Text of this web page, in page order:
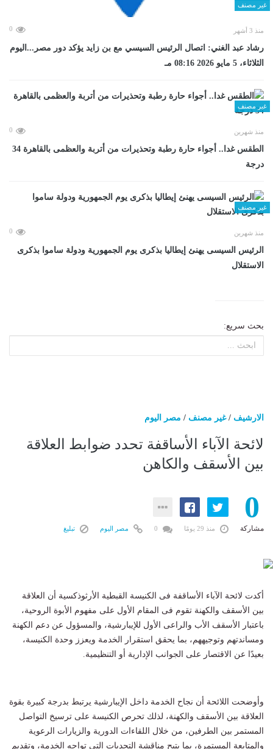
غير مصنف
منذ 3 أشهر 0
رشاد عبد الغني: اتصال الرئيس السيسي مع بن زايد يؤكد دور مصر...اليوم
الثلاثاء، 5 مايو 2026 08:16 مـ
غير مصنف
منذ شهرين 0
الطقس غدا.. أجواء حارة رطبة وتحذيرات من أتربة والعظمى بالقاهرة 34
درجة
غير مصنف
منذ شهرين 0
الرئيس السيسى يهنئ إيطاليا بذكرى يوم الجمهورية ودولة ساموا بذكرى
الاستقلال
بحث سريع:
الارشيف /غير مصنف / مصر اليوم
لائحة الآباء الأساقفة تحدد ضوابط العلاقة
بين الأسقف والكاهن
0
مشاركة منذ 29 يومًا مصر اليوم تبليغ
أكدت لائحة الآباء الأساقفة فى الكنيسة القبطية الأرثوذكسية أن العلاقة
بين الأسقف والكهنة تقوم فى المقام الأول على مفهوم الأبوة الروحية،
باعتبار الأسقف الأب والراعى الأول للإيبارشية، والمسؤول عن دعم الكهنة
ومساندتهم وتوجيههم، بما يحقق استقرار الخدمة ويعزز وحدة الكنيسة،
بعيدًا عن الاقتصار على الجوانب الإدارية أو التنظيمية.
وأوضحت اللائحة أن نجاح الخدمة داخل الإيبارشية يرتبط بدرجة كبيرة بقوة
العلاقة بين الأسقف والكهنة، لذلك تحرص الكنيسة على ترسيخ التواصل
المستمر بين الطرفين، من خلال اللقاءات الدورية والزيارات الرعوية
والمتابعة المستمرة، بما يتيح مناقشة التحديات التى تواجه الخدمة، وتقديم